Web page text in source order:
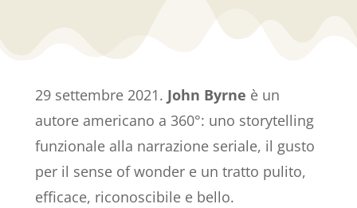
29 settembre 2021. John Byrne è un
autore americano a 360°: uno storytelling
funzionale alla narrazione seriale, il gusto
per il sense of wonder e un tratto pulito,
efficace, riconoscibile e bello.